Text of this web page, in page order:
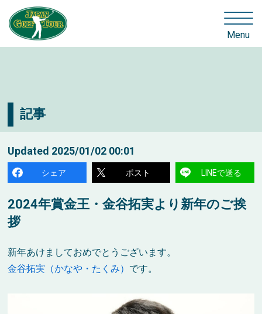
Menu
記事
Updated 2025/01/02 00:01
シェア ポスト LINEで送る
2024年賞金王・金谷拓実より新年のご挨
拶
新年あけましておめでとうございます。
金谷拓実（かなや・たくみ） です。